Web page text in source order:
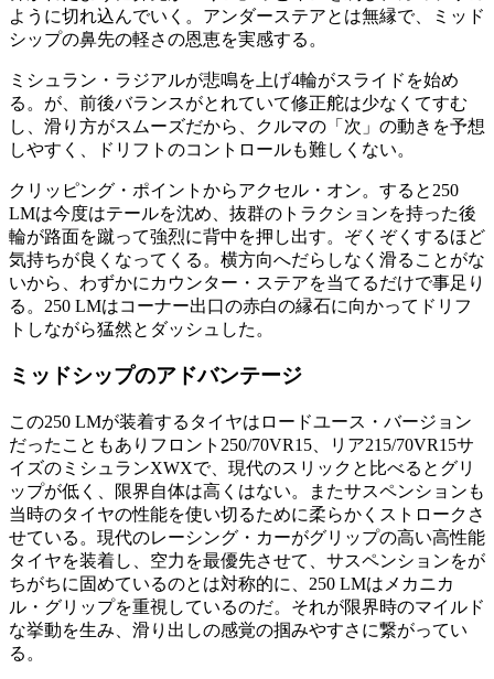
ように切れ込んでいく。アンダーステアとは無縁で、ミッド
シップの鼻先の軽さの恩恵を実感する。
ミシュラン・ラジアルが悲鳴を上げ4輪がスライドを始め
る。が、前後バランスがとれていて修正舵は少なくてすむ
し、滑り方がスムーズだから、クルマの「次」の動きを予想
しやすく、ドリフトのコントロールも難しくない。
クリッピング・ポイントからアクセル・オン。すると250
LMは今度はテールを沈め、抜群のトラクションを持った後
輪が路面を蹴って強烈に背中を押し出す。ぞくぞくするほど
気持ちが良くなってくる。横方向へだらしなく滑ることがな
いから、わずかにカウンター・ステアを当てるだけで事足り
る。250 LMはコーナー出口の赤白の縁石に向かってドリフ
トしながら猛然とダッシュした。
ミッドシップのアドバンテージ
この250 LMが装着するタイヤはロードユース・バージョン
だったこともありフロント250/70VR15、リア215/70VR15サ
イズのミシュランXWXで、現代のスリックと比べるとグリ
ップが低く、限界自体は高くはない。またサスペンションも
当時のタイヤの性能を使い切るために柔らかくストロークさ
せている。現代のレーシング・カーがグリップの高い高性能
タイヤを装着し、空力を最優先させて、サスペンションをが
ちがちに固めているのとは対称的に、250 LMはメカニカ
ル・グリップを重視しているのだ。それが限界時のマイルド
な挙動を生み、滑り出しの感覚の掴みやすさに繋がってい
る。